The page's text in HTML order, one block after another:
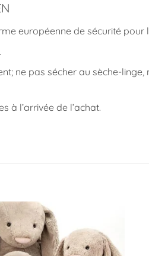
européenne de sécurité pour
ne pas sécher au sèche-
à l’arrivée de l’achat.
Ajouter
à la
liste